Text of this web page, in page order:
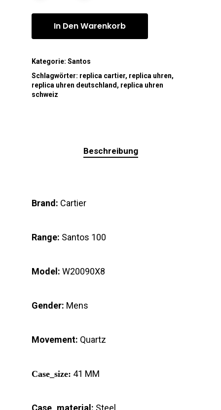
In Den Warenkorb
Kategorie: Santos
Schlagwörter: replica cartier, replica uhren,
replica uhren deutschland , replica uhren
schweiz
Beschreibung
Brand: Cartier
Range: Santos 100
Model: W20090X8
Gender: Mens
Movement: Quartz
Case_size: 41 MM
Case_material: Steel